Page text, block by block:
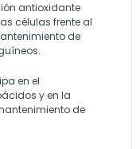
antioxidante
células frente al
de
en el
y en la
de